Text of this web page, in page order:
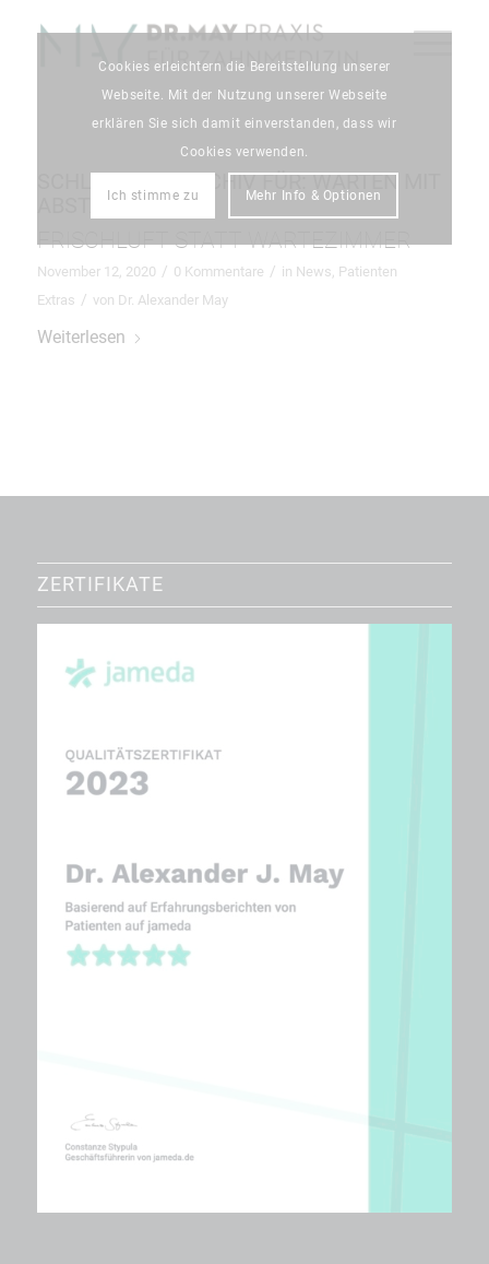
SCHLAGWORTARCHIV FÜR:WARTEN MIT
ABSTAND
FRISCHLUFT STATT WARTEZIMMER
November 12, 2020 / 0 Kommentare / in News, Patienten
Extras / von Dr. Alexander May
Weiterlesen
ZERTIFIKATE
Cookies erleichtern die Bereitstellung unserer
Webseite. Mit der Nutzung unserer Webseite
erklären Sie sich damit einverstanden, dass wir
Cookies verwenden.
Ich stimme zu Mehr Info & Optionen